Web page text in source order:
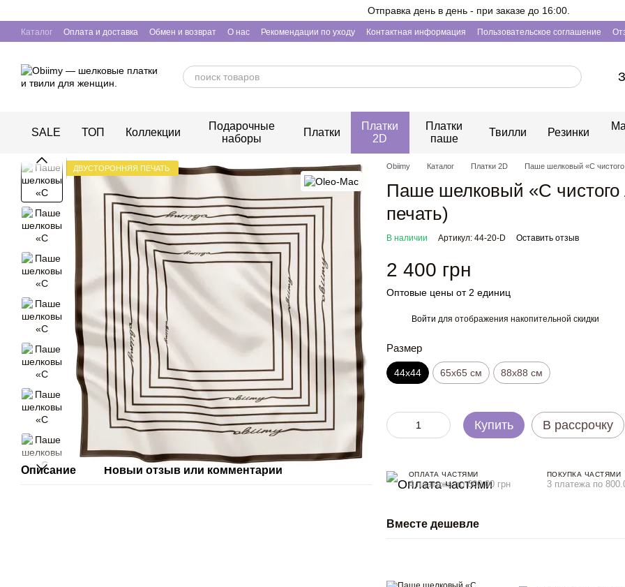
Отправка день в день - при заказе до 16:00.
Каталог Оплата и доставка Обмен и возврат О нас Рекомендации по уходу Контактная информация Пользовательское соглашение
SALE ТОП Коллекции
Подарочные
наборы
Платки
Платки
2D
Платки
паше
Твилли Резинки
ДВУСТОРОННЯЯ ПЕЧАТЬ
Описание Новый отзыв или комментарий
Obiimy Каталог Платки 2D Паше шелковый «С чистого
Паше шелковый «С чистого
печать)
В наличии Артикул: 44-20-D Оставить отзыв
2 400 грн
Оптовые цены от 2 единиц
Войти для отображения накопительной скидки
Размер
44х44 65x65 см 88x88 см
Купить В рассрочку
ОПЛАТА ЧАСТЯМИ
4 платежа по 600.00 грн
ПОКУПКА ЧАСТЯМИ
3 платежа по
Вместе дешевле